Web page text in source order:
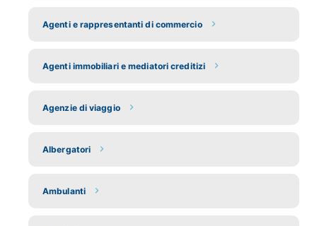
Agenti e rappresentanti di commercio
Agenti immobiliari e mediatori creditizi
Agenzie di viaggio
Albergatori
Ambulanti